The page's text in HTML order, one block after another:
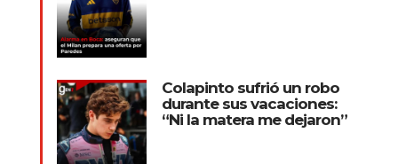
Colapinto sufrió un robo
durante sus vacaciones:
“Ni la matera me dejaron”